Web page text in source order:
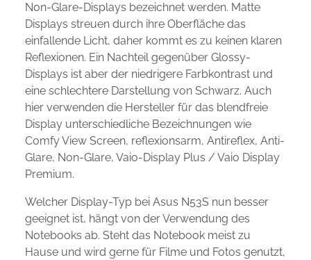
Non-Glare-Displays bezeichnet werden. Matte
Displays streuen durch ihre Oberfläche das
einfallende Licht, daher kommt es zu keinen klaren
Reflexionen. Ein Nachteil gegenüber Glossy-
Displays ist aber der niedrigere Farbkontrast und
eine schlechtere Darstellung von Schwarz. Auch
hier verwenden die Hersteller für das blendfreie
Display unterschiedliche Bezeichnungen wie
Comfy View Screen, reflexionsarm, Antireflex, Anti-
Glare, Non-Glare, Vaio-Display Plus / Vaio Display
Premium.
Welcher Display-Typ bei Asus N53S nun besser
geeignet ist, hängt von der Verwendung des
Notebooks ab. Steht das Notebook meist zu
Hause und wird gerne für Filme und Fotos genutzt,